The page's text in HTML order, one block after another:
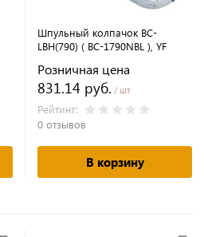
Шпульный колпачок BC-
LBH(790) ( BC-1790NBL ), YF
Розничная цена
831.14 руб. / шт
Рейтинг:
0 отзывов
В корзину